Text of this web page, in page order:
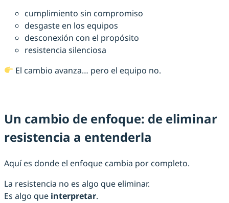
cumplimiento sin compromiso
desgaste en los equipos
desconexión con el propósito
resistencia silenciosa
El cambio avanza… pero el equipo no.
Un cambio de enfoque: de eliminar
resistencia a entenderla
Aquí es donde el enfoque cambia por completo.
La resistencia no es algo que eliminar.
Es algo que interpretar.